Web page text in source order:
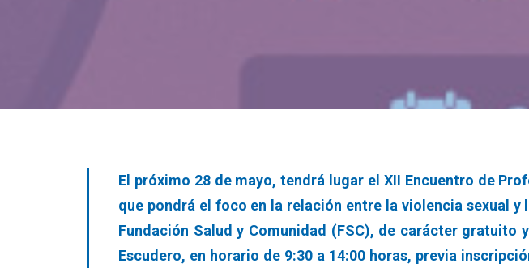
El próximo 28 de mayo, tendrá lugar el XII Encuentro de
que pondrá el foco en la relación entre la violencia sexual
Fundación Salud y Comunidad (FSC), de carácter
Escudero, en horario de 9:30 a 14:00 horas, previa